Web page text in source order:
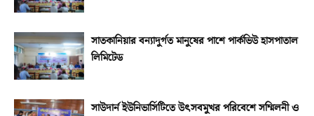
সাতকানিয়ার বন্যাদুর্গত মানুষের পাশে পার্কভিউ হাসপাতাল
লিমিটেড
সাউদার্ন ইউনিভার্সিটিতে উৎসবমুখর পরিবেশে সম্মিলনী ও